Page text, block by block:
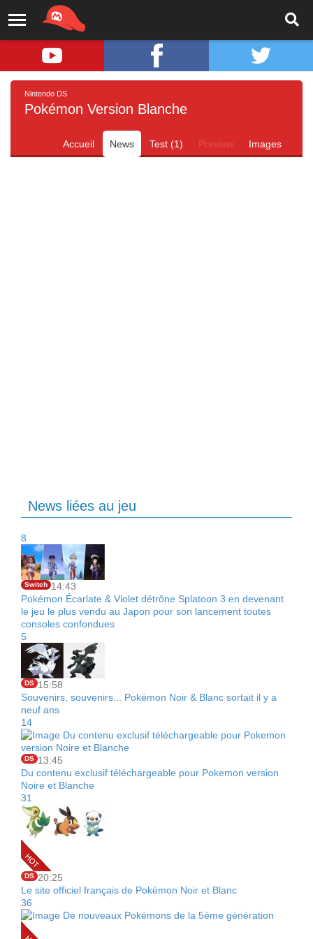
Nintendo DS
Pokémon Version Blanche
Accueil News Test (1) Preview Images
News liées au jeu
8
Switch 14:43
Pokémon Écarlate & Violet détrône Splatoon 3 en devenant
le jeu le plus vendu au Japon pour son lancement toutes
consoles confondues
5
DS 15:58
Souvenirs, souvenirs... Pokémon Noir & Blanc sortait il y a
neuf ans
14
DS 13:45
Du contenu exclusif téléchargeable pour Pokemon version
Noire et Blanche
31
DS 20:25
Le site officiel français de Pokémon Noir et Blanc
36